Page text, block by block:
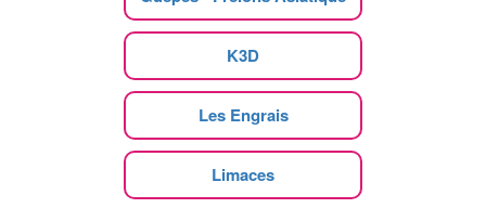
K3D
Les Engrais
Limaces